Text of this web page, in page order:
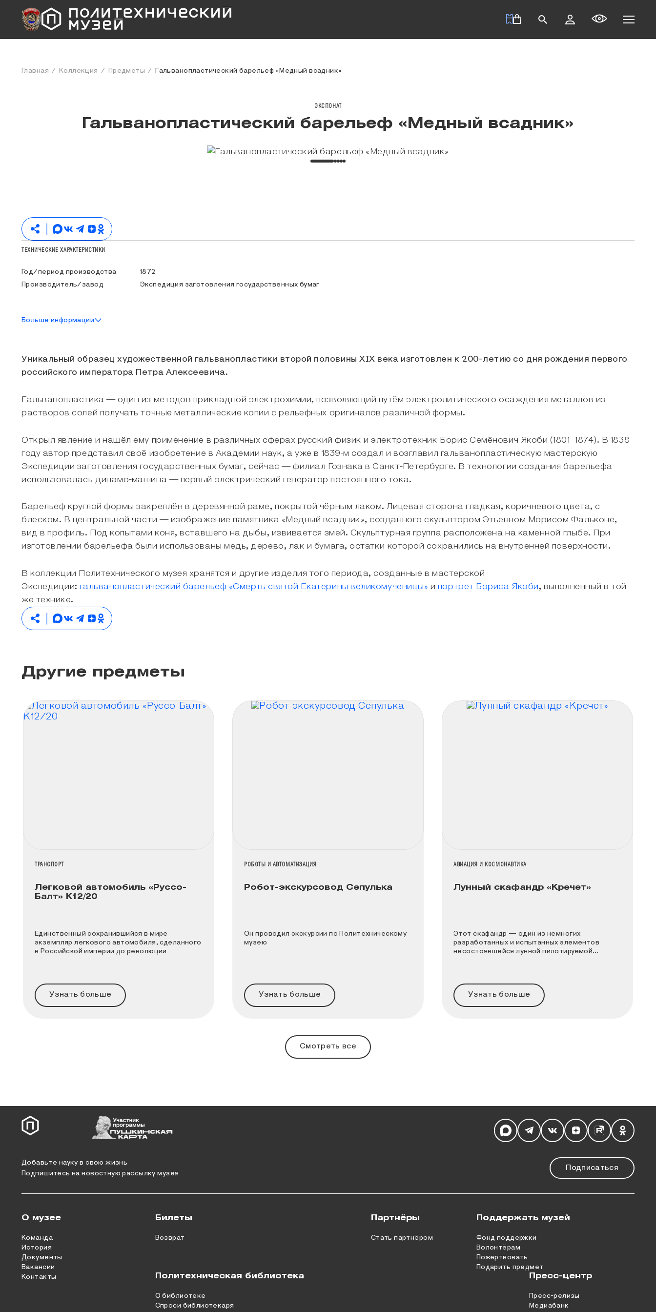
Главная Коллекция Предметы Гальванопластический барельеф «Медный всадник»
ЭКСПОНАТ
Гальванопластический барельеф «Медный всадник»
Уникальный образец художественной гальванопластики второй половины XIX века изготовлен к 200-летию со дня рождения первого
российского императора Петра Алексеевича.
Гальванопластика — один из методов прикладной электрохимии, позволяющий путём электролитического осаждения металлов из
растворов солей получать точные металлические копии с рельефных оригиналов различной формы.
Открыл явление и нашёл ему применение в различных сферах русский физик и электротехник Борис Семёнович Якоби (1801–1874). В 1838
году автор представил своё изобретение в Академии наук, а уже в 1839-м создал и возглавил гальванопластическую мастерскую
Экспедиции заготовления государственных бумаг, сейчас — филиал Гознака в Санкт-Петербурге. В технологии создания барельефа
использовалась динамо-машина — первый электрический генератор постоянного тока.
Барельеф круглой формы закреплён в деревянной раме, покрытой чёрным лаком. Лицевая сторона гладкая, коричневого цвета, с
блеском. В центральной части — изображение памятника «Медный всадник», созданного скульптором Этьенном Морисом Фальконе,
вид в профиль. Под копытами коня, вставшего на дыбы, извивается змей. Скульптурная группа расположена на каменной глыбе. При
изготовлении барельефа были использованы медь, дерево, лак и бумага, остатки которой сохранились на внутренней поверхности.
В коллекции Политехнического музея хранятся и другие изделия того периода, созданные в мастерской
Экспедиции:гальванопластический барельеф «Смерть святой Екатерины великомученицы» и портрет Бориса Якоби, выполненный в той
же технике.
ТЕХНИЧЕСКИЕ ХАРАКТЕРИСТИКИ
Год/период производства
1872
Производитель/завод
Экспедиция заготовления государственных бумаг
Больше информации
Другие предметы
НАЗВАНИЕ КОЛЛЕКЦИИ
ТРАНСПОРТ
Легковой автомобиль «Руссо-
Балт» К12/20
Единственный сохранившийся в мире
экземпляр легкового автомобиля, сделанного
в Российской империи до революции
Узнать больше
НАЗВАНИЕ КОЛЛЕКЦИИ
РОБОТЫ И АВТОМАТИЗАЦИЯ
Робот-экскурсовод Сепулька
Он проводил экскурсии по Политехническому
музею
Узнать больше
НАЗВАНИЕ КОЛЛЕКЦИИ
АВИАЦИЯ И КОСМОНАВТИКА
Лунный скафандр «Кречет»
Этот скафандр — один из немногих
разработанных и испытанных элементов
несостоявшейся лунной пилотируемой
Узнать больше
Смотреть все
Добавьте науку в свою жизнь
Подпишитесь на новостную рассылку музея
Подписаться
Мы в социальных сетях
О музее
Команда
История
Документы
Вакансии
Контакты
Билеты
Возврат
Партнёры
Стать партнёром
Поддержать музей
Фонд поддержки
Волонтёрам
Пожертвовать
Подарить предмет
Политехническая библиотека
О библиотеке
Спроси библиотекаря
Пресс-центр
Пресс-релизы
Медиабанк